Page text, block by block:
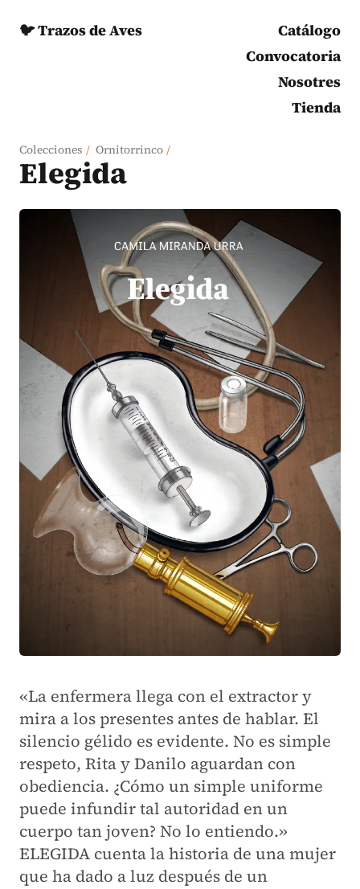
🐦 Trazos de Aves
Catálogo
Convocatoria
Nosotres
Tienda
Colecciones / Ornitorrinco /
Elegida
«La enfermera llega con el extractor y
mira a los presentes antes de hablar. El
silencio gélido es evidente. No es simple
respeto, Rita y Danilo aguardan con
obediencia. ¿Cómo un simple uniforme
puede infundir tal autoridad en un
cuerpo tan joven? No lo entiendo.»
ELEGIDA cuenta la historia de una mujer
que ha dado a luz después de un